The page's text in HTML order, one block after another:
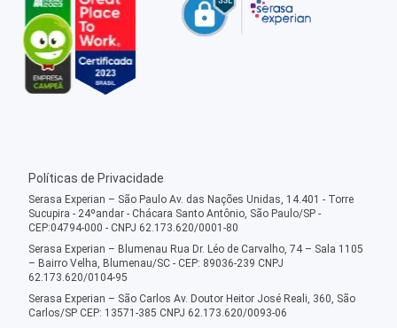
Políticas de Privacidade
Serasa Experian – São Paulo Av. das Nações Unidas, 14.401 - Torre
Sucupira - 24ºandar - Chácara Santo Antônio, São Paulo/SP -
CEP:04794-000 - CNPJ 62.173.620/0001-80
Serasa Experian – Blumenau Rua Dr. Léo de Carvalho, 74 – Sala 1105
– Bairro Velha, Blumenau/SC - CEP: 89036-239 CNPJ
62.173.620/0104-95
Serasa Experian – São Carlos Av. Doutor Heitor José Reali, 360, São
Carlos/SP CEP: 13571-385 CNPJ 62.173.620/0093-06